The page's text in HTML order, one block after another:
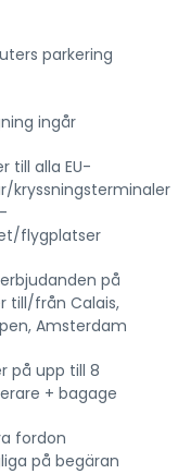
parkering
ingår
till alla EU-
kryssningsterminaler
flygplatser
på
till/från Calais,
Amsterdam
på upp till 8
+ bagage
fordon
på begäran